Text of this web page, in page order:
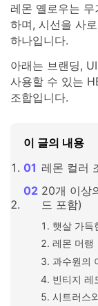
레몬 옐로우는
하며, 시선을 사
하나입니다.
아래는 브랜딩,
사용할 수 있는
조합입니다.
이 글의 내용
레몬 컬러
20개 이상
드 포함)
햇살 가득
레몬 머랭
과수원의
빈티지 레
시트러스